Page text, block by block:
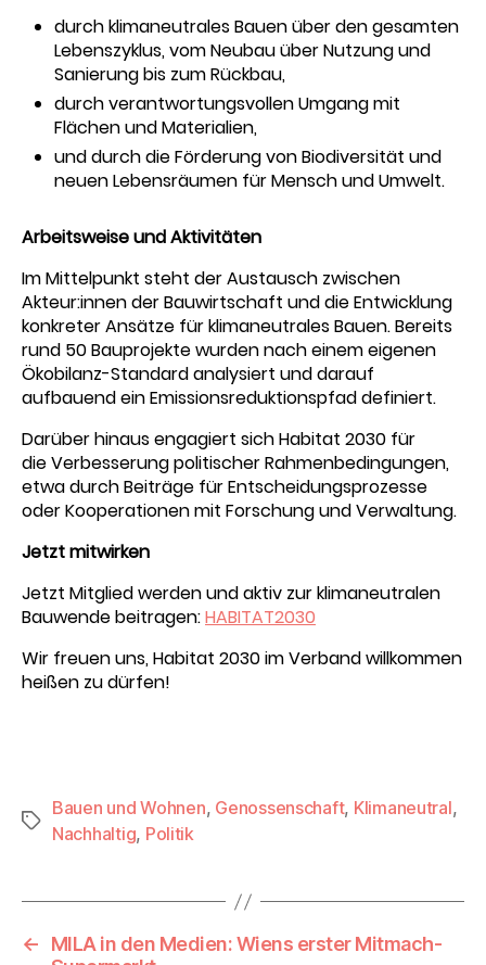
durch klimaneutrales Bauen über den gesamten
Lebenszyklus, vom Neubau über Nutzung und
Sanierung bis zum Rückbau,
durch verantwortungsvollen Umgang mit
Flächen und Materialien,
und durch die Förderung von Biodiversität und
neuen Lebensräumen für Mensch und Umwelt.
Arbeitsweise und Aktivitäten
Im Mittelpunkt steht der Austausch zwischen
Akteur:innen der Bauwirtschaft und die Entwicklung
konkreter Ansätze für klimaneutrales Bauen. Bereits
rund 50 Bauprojekte wurden nach einem eigenen
Ökobilanz-Standard analysiert und darauf
aufbauend ein Emissionsreduktionspfad definiert.
Darüber hinaus engagiert sich Habitat 2030 für
die Verbesserung politischer Rahmenbedingungen,
etwa durch Beiträge für Entscheidungsprozesse
oder Kooperationen mit Forschung und Verwaltung.
Jetzt mitwirken
Jetzt Mitglied werden und aktiv zur klimaneutralen
Bauwende beitragen:HABITAT2030
Wir freuen uns, Habitat 2030 im Verband willkommen
heißen zu dürfen!
Schlagwörter
Bauen und Wohnen, Genossenschaft, Klimaneutral,
Nachhaltig, Politik
←
MILA in den Medien: Wiens erster Mitmach-